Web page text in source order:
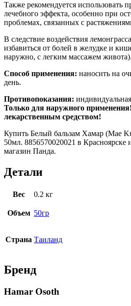
Также рекомендуется использовать
лечебного эффекта, особенно при
проблемах, связанных с
В следствие воздействия
избавиться от болей в желудке и
наружно, с легким массажем
Способ применения: наносить на
день.
Противопоказания:
Только для наружного
лекарственным средством!
Купить Белый бальзам Хамар (Mae
50мл. 8856570020021 в Красноярске
магазин Панда.
Детали
Вес 0.2 кг
Объем 50гр
Страна Таиланд
Бренд
Hamar Osoth